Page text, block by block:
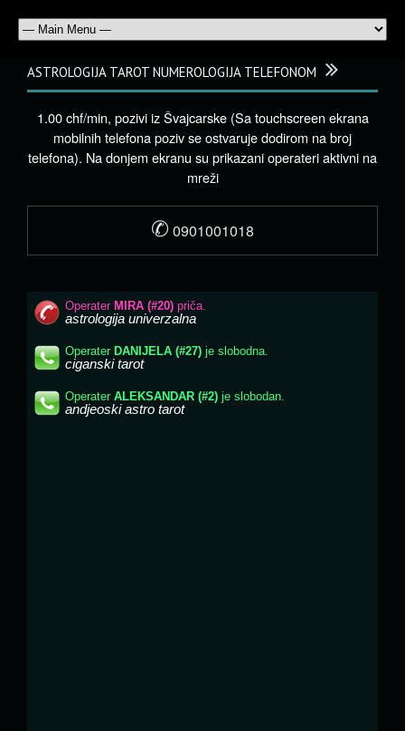
ASTROLOGIJA TAROT NUMEROLOGIJA TELEFONOM
1.00 chf/min, pozivi iz Švajcarske (Sa touchscreen ekrana
mobilnih telefona poziv se ostvaruje dodirom na broj
telefona). Na donjem ekranu su prikazani operateri aktivni na
mreži
✆ 0901001018